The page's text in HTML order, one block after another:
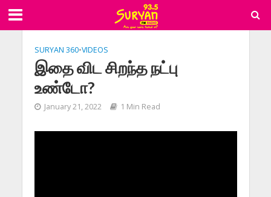
SURYAN 360•VIDEOS
இதை விட சிறந்த நட்பு
உண்டோ?
January 21, 2022 1 Min Read